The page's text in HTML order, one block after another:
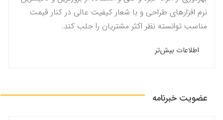
نرم افزارهای طراحی و با شعار کیفیت عالی در کنار قیمت
مناسب توانسته نظر اکثر مشتریان را جلب کند.
اطلاعات بیش‌تر
عضویت خبرنامه